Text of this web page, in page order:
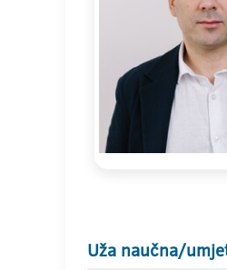
Uža naučna/